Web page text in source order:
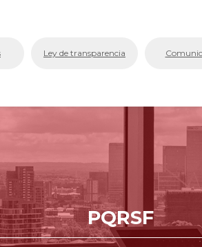
y Proyectos)
Corporativos.)
PQRSF
Ley de transparencia